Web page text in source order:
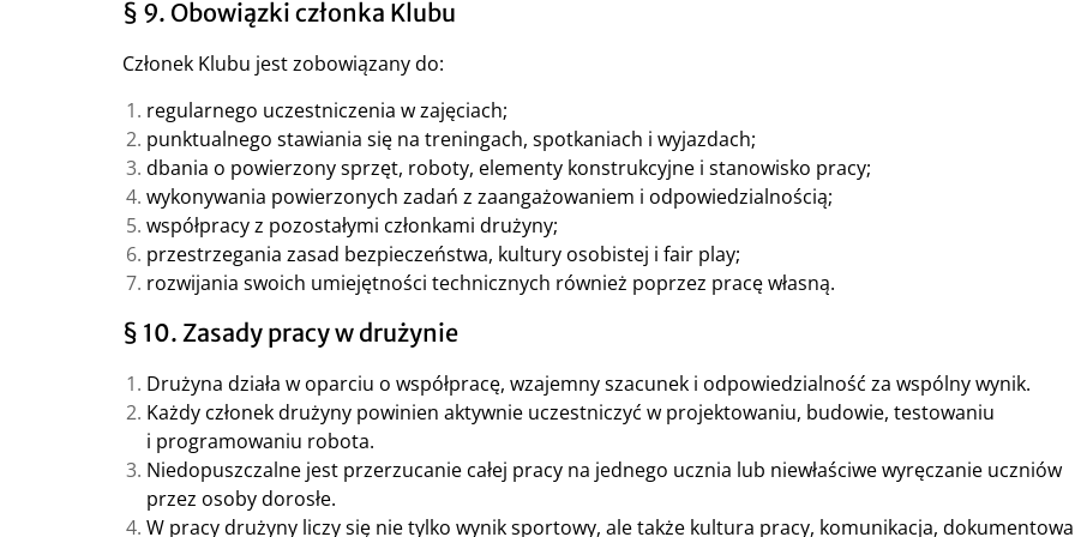
§ 9. Obowiązki członka Klubu
Członek Klubu jest zobowiązany do:
regularnego uczestniczenia w zajęciach;
punktualnego stawiania się na treningach, spotkaniach i wyjazdach;
dbania o powierzony sprzęt, roboty, elementy konstrukcyjne i stanowisko pracy;
wykonywania powierzonych zadań z zaangażowaniem i odpowiedzialnością;
współpracy z pozostałymi członkami drużyny;
przestrzegania zasad bezpieczeństwa, kultury osobistej i fair play;
rozwijania swoich umiejętności technicznych również poprzez pracę własną.
§ 10. Zasady pracy w drużynie
Drużyna działa w oparciu o współpracę, wzajemny szacunek i odpowiedzialność za wspólny wynik.
Każdy członek drużyny powinien aktywnie uczestniczyć w projektowaniu, budowie, testowaniu
i programowaniu robota.
Niedopuszczalne jest przerzucanie całej pracy na jednego ucznia lub niewłaściwe wyręczanie uczniów
przez osoby dorosłe.
W pracy drużyny liczy się nie tylko wynik sportowy, ale także kultura pracy, komunikacja,